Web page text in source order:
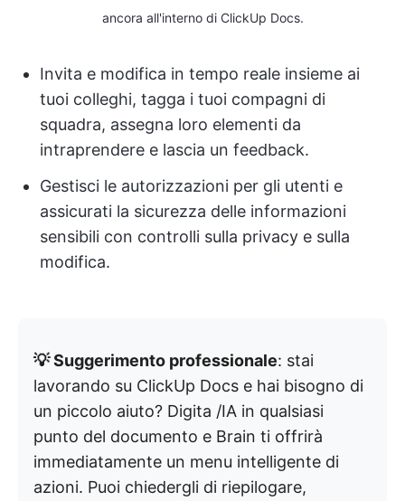
ancora all'interno di ClickUp Docs.
Invita e modifica in tempo reale insieme ai
tuoi colleghi, tagga i tuoi compagni di
squadra, assegna loro elementi da
intraprendere e lascia un feedback.
Gestisci le autorizzazioni per gli utenti e
assicurati la sicurezza delle informazioni
sensibili con controlli sulla privacy e sulla
modifica.
💡 Suggerimento professionale: stai
lavorando su ClickUp Docs e hai bisogno di
un piccolo aiuto? Digita /IA in qualsiasi
punto del documento e Brain ti offrirà
immediatamente un menu intelligente di
azioni. Puoi chiedergli di riepilogare,